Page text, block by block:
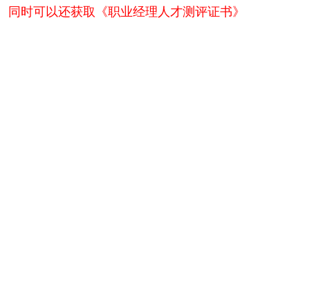
同时可以还获取《职业经理人才测评证书》